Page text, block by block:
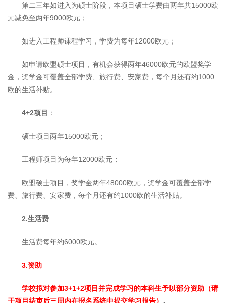
第二三年如进入为硕士阶段，本项目硕士学费由两年共15000欧
元减免至两年9000欧元；
如进入工程师课程学习，学费为每年12000欧元；
如申请欧盟硕士项目，有机会获得两年46000欧元的欧盟奖学
金，奖学金可覆盖全部学费、旅行费、安家费，每个月还有约1000
欧的生活补贴。
4+2项目 ：
硕士项目两年15000欧元；
工程师项目为每年12000欧元；
欧盟硕士项目，奖学金两年48000欧元，奖学金可覆盖全部学
费、旅行费、安家费，每个月还有约1000欧的生活补贴。
2.生活费
生活费每年约6000欧元。
3.资助
学校拟对参加3+1+2项目并完成学习的本科生予以部分资助（请
于项目结束后三周内在报名系统中提交学习报告） 。